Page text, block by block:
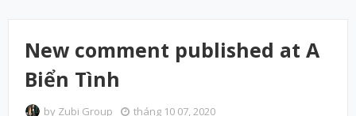
New comment published at A
Biển Tình
by Zubi Group tháng 10 07, 2020